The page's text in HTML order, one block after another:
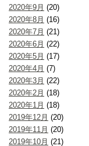
2020年9月 (20)
2020年8月 (16)
2020年7月 (21)
2020年6月 (22)
2020年5月 (17)
2020年4月 (7)
2020年3月 (22)
2020年2月 (18)
2020年1月 (18)
2019年12月 (20)
2019年11月 (20)
2019年10月 (21)